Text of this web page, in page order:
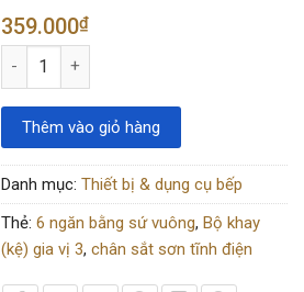
359.000₫
Bộ khay (kệ) gia vị 3,6 ngăn bằng sứ
Thêm vào giỏ hàng
Danh mục: Thiết bị & dụng cụ bếp
Thẻ: 6 ngăn bằng sứ vuông, Bộ khay
(kệ) gia vị 3, chân sắt sơn tĩnh điện